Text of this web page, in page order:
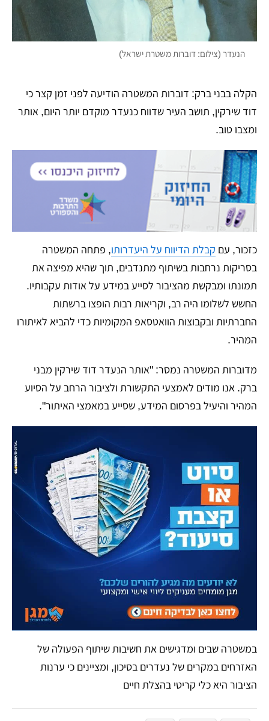
הנעדר (צילום: דוברות משטרת ישראל)
הקלה בבני ברק: דוברות המשטרה הודיעה לפני זמן קצר כי
דוד שירקין, תושב העיר שדווח כנעדר מוקדם יותר היום, אותר
ומצבו טוב.
​כזכור, עם קבלת הדיווח על היעדרותו, פתחה המשטרה
בסריקות נרחבות בשיתוף מתנדבים, תוך שהיא מפיצה את
תמונתו ומבקשת מהציבור לסייע במידע על אודות עקבותיו.
החשש לשלומו היה רב, וקריאות רבות הופצו ברשתות
החברתיות ובקבוצות הוואטסאפ המקומיות כדי להביא לאיתורו
המהיר.
​מדוברות המשטרה נמסר: "אותר הנעדר דוד שירקין מבני
ברק. אנו מודים לאמצעי התקשורת ולציבור הרחב על הסיוע
המהיר והיעיל בפרסום המידע, שסייע במאמצי האיתור".
​במשטרה שבים ומדגישים את חשיבות שיתוף הפעולה של
האזרחים במקרים של נעדרים בסיכון, ומציינים כי ערנות
הציבור היא כלי קריטי בהצלת חיים